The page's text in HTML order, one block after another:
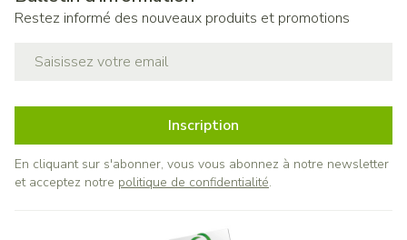
Restez informé des nouveaux produits et promotions
Inscription
En cliquant sur s'abonner, vous vous abonnez à notre newsletter
et acceptez notre politique de confidentialité.